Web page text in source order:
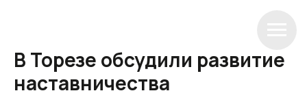
В Торезе обсудили развитие
наставничества